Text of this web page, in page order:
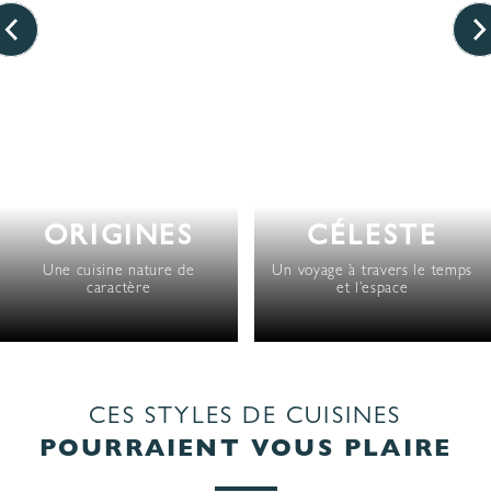
ORIGINES
Une cuisine nature de
caractère
CÉLESTE
Un voyage à travers le temps
et l’espace
CES STYLES DE CUISINES
POURRAIENT VOUS PLAIRE